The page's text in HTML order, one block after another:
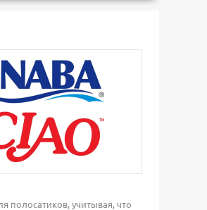
полосатиков, учитывая, что